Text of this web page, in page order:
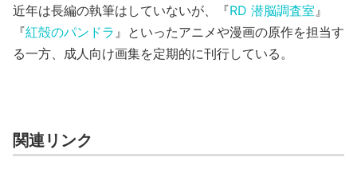
近年は長編の執筆はしていないが、『RD 潜脳調査室』
『紅殻のパンドラ 』といったアニメや漫画の原作を担当す
る一方、成人向け画集を定期的に刊行している。
関連リンク